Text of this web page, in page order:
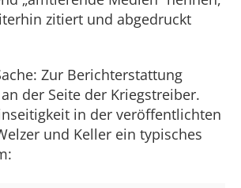
zitiert und abgedruckt
Zur Berichterstattung
der Seite der Kriegstreiber.
in der veröffentlichten
und Keller ein typisches